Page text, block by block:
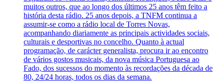
muitos outros, que ao longo dos últimos 25 anos têm feito a
história desta rádio. 25 anos depois, a TNFM continua a
assumir-se como a rádio local de Torres Novas,
acompanhando diariamente as principais actividades sociais,
culturais e desportivas no concelho. Quanto à actual
programação, de carácter generalista, procura ir ao encontro
de vários gostos musicais, da nova música Portuguesa ao
Fado, dos sucessos do momento às recordações da década de
80, 24/24 horas, todos os dias da semana.